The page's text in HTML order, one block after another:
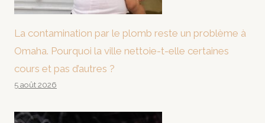
La contamination par le plomb reste un problème à
Omaha. Pourquoi la ville nettoie-t-elle certaines
cours et pas d’autres ?
5 août 2026